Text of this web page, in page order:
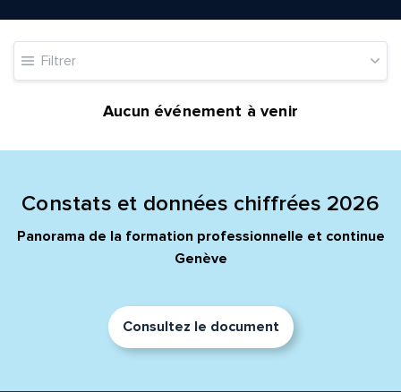
Filtrer
Aucun événement à venir
Constats et données chiffrées 2026
Panorama de la formation professionnelle et continue
Genève
Consultez le document
Message*
Envoyer
Commentaire*
Envoyer